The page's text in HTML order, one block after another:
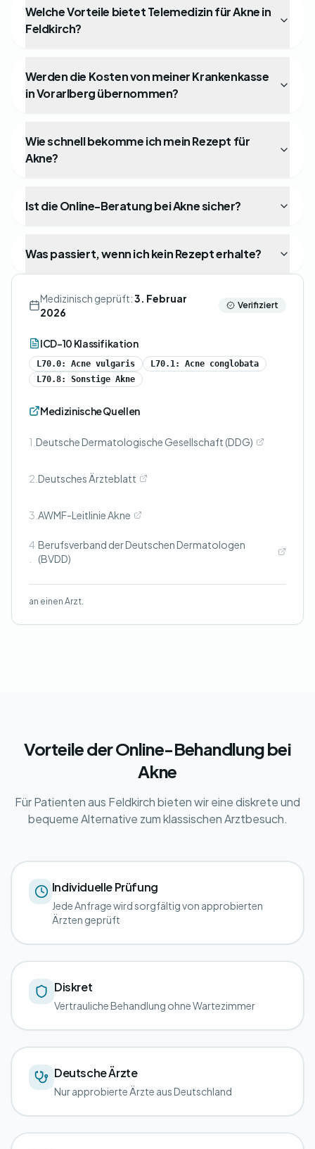
Welche Vorteile bietet Telemedizin für Akne in
Feldkirch?
Werden die Kosten von meiner Krankenkasse
in Vorarlberg übernommen?
Wie schnell bekomme ich mein Rezept für
Akne?
Ist die Online-Beratung bei Akne sicher?
Was passiert, wenn ich kein Rezept erhalte?
Medizinisch geprüft:3. Februar
2026
Verifiziert
ICD-10 Klassifikation
L70.0: Acne vulgaris
L70.1: Acne conglobata
L70.8: Sonstige Akne
Medizinische Quellen
1. Deutsche Dermatologische Gesellschaft (DDG)
2. Deutsches Ärzteblatt
3. AWMF-Leitlinie Akne
4 Berufsverband der Deutschen Dermatologen
(BVDD)
an einen Arzt.
Vorteile der Online-Behandlung bei
Akne
Für Patienten aus Feldkirch bieten wir eine diskrete und
bequeme Alternative zum klassischen Arztbesuch.
Individuelle Prüfung
Jede Anfrage wird sorgfältig von approbierten
Ärzten geprüft
Diskret
Vertrauliche Behandlung ohne Wartezimmer
Deutsche Ärzte
Nur approbierte Ärzte aus Deutschland